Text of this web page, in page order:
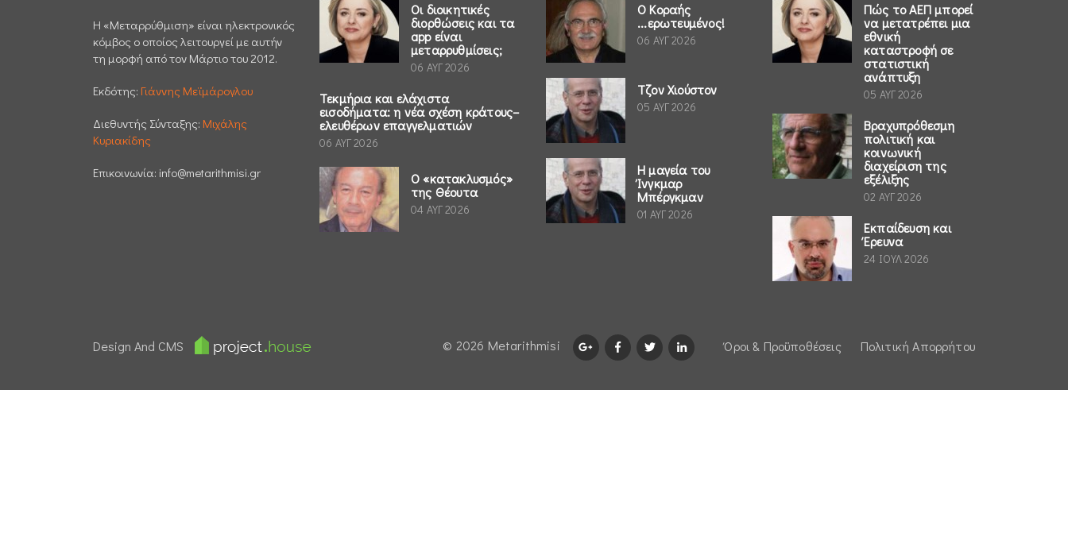
H «Μεταρρύθμιση» είναι ηλεκτρονικός
κόμβος ο οποίος λειτουργεί με αυτήν
τη μορφή από τον Μάρτιο του 2012.
Εκδότης: Γιάννης Μεϊμάρογλου
Διεθυντής Σύνταξης: Μιχάλης
Κυριακίδης
Επικοινωνία: info@metarithmisi.gr
Οι διοικητικές
διορθώσεις και τα
app είναι
μεταρρυθμίσεις;
06 ΑΥΓ 2026
Τεκμήρια και ελάχιστα
εισοδήματα: η νέα σχέση κράτους–
ελευθέρων επαγγελματιών
06 ΑΥΓ 2026
Ο «κατακλυσμός»
της Θέουτα
04 ΑΥΓ 2026
Ο Κοραής
...ερωτευμένος!
06 ΑΥΓ 2026
Τζον Χιούστον
05 ΑΥΓ 2026
Η μαγεία του
Ίνγκμαρ
Μπέργκμαν
01 ΑΥΓ 2026
Πώς το ΑΕΠ μπορεί
να μετατρέπει μια
εθνική
καταστροφή σε
στατιστική
ανάπτυξη
05 ΑΥΓ 2026
Βραχυπρόθεσμη
πολιτική και
κοινωνική
διαχείριση της
εξέλιξης
02 ΑΥΓ 2026
Εκπαίδευση και
Έρευνα
24 ΙΟΥΛ 2026
Design And CMS Όροι & Προϋποθέσεις Πολιτική Απορρήτου
© 2026 Μetarithmisi